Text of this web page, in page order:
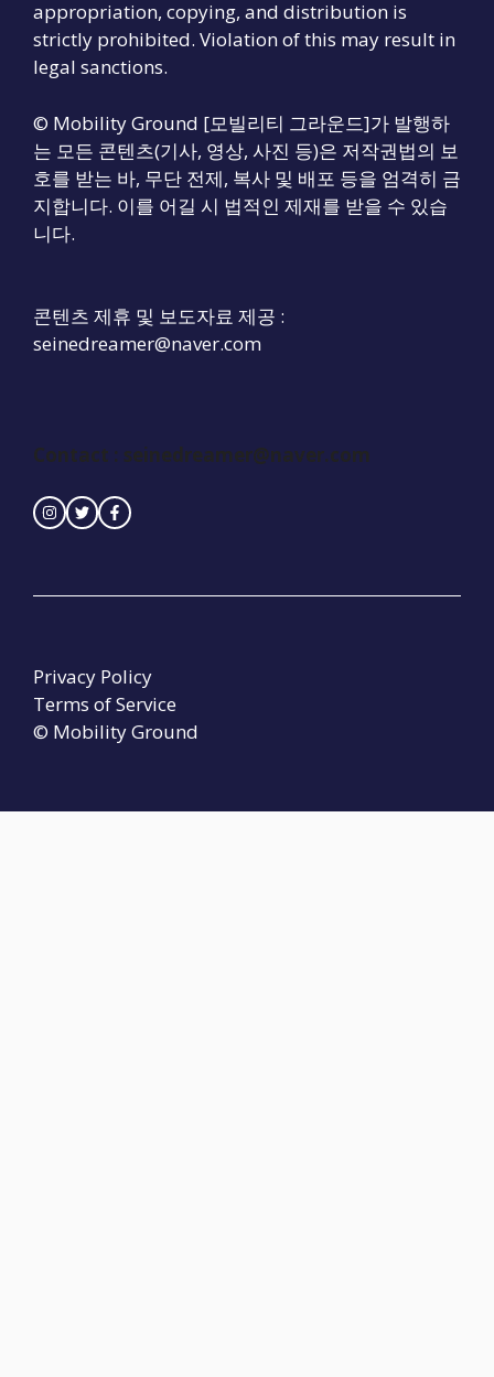
appropriation, copying, and distribution is
strictly prohibited. Violation of this may result in
legal sanctions.
© Mobility Ground [모빌리티 그라운드]가 발행하
는 모든 콘텐츠(기사, 영상, 사진 등)은 저작권법의 보
호를 받는 바, 무단 전제, 복사 및 배포 등을 엄격히 금
지합니다. 이를 어길 시 법적인 제재를 받을 수 있습
니다.
콘텐츠 제휴 및 보도자료 제공 :
seinedreamer@naver.com
Contact : seinedreamer@naver.com
© Mobility Ground
Privacy Policy
Terms of Service